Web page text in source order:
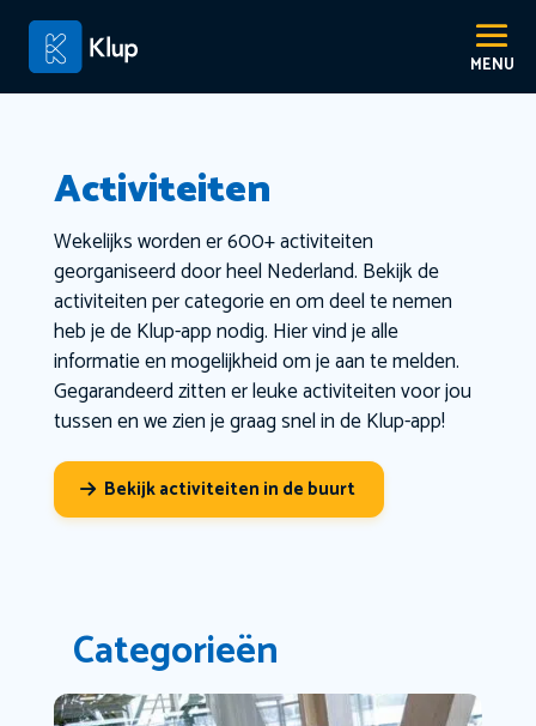
Activiteiten
Wekelijks worden er 600+ activiteiten
georganiseerd door heel Nederland. Bekijk de
activiteiten per categorie en om deel te nemen
heb je de Klup-app nodig. Hier vind je alle
informatie en mogelijkheid om je aan te melden.
Gegarandeerd zitten er leuke activiteiten voor jou
tussen en we zien je graag snel in de Klup-app!
Bekijk activiteiten in de buurt
Categorieën